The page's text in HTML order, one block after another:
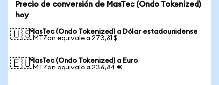
Precio de conversión de MasTec (Ondo Tokenized)
hoy
🇺🇸MasTec (Ondo Tokenized) a Dólar estadounidense
1 MTZon equivale a 273,81 $
🇪🇺MasTec (Ondo Tokenized) a Euro
1 MTZon equivale a 236,84 €